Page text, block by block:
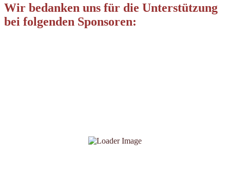
Wir bedanken uns für die Unterstützung
bei folgenden Sponsoren: